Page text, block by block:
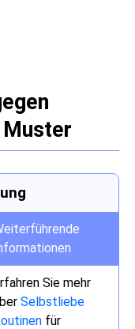
Sie mehr
Selbstliebe
für